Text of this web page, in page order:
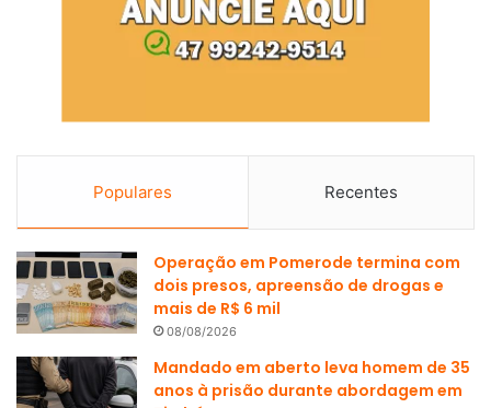
Populares Recentes
Operação em Pomerode termina com
dois presos, apreensão de drogas e
mais de R$ 6 mil
08/08/2026
Mandado em aberto leva homem de 35
anos à prisão durante abordagem em